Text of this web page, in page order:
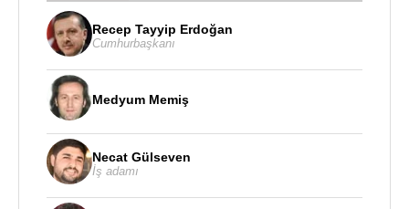
Recep Tayyip Erdoğan
Cumhurbaşkanı
Medyum Memiş
Necat Gülseven
İş adamı